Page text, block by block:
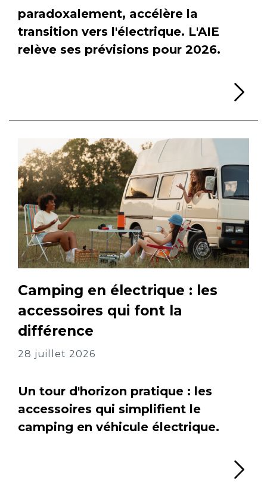
paradoxalement, accélère la
transition vers l'électrique. L'AIE
relève ses prévisions pour 2026.
Camping en électrique : les
accessoires qui font la
différence
28 juillet 2026
Un tour d'horizon pratique : les
accessoires qui simplifient le
camping en véhicule électrique.